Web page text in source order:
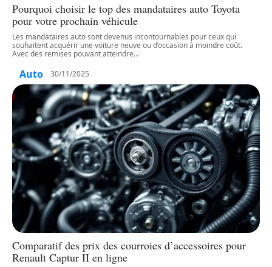
Pourquoi choisir le top des mandataires auto Toyota
pour votre prochain véhicule
Les mandataires auto sont devenus incontournables pour ceux qui
souhaitent acquérir une voiture neuve ou d’occasion à moindre coût.
Avec des remises pouvant atteindre…
Auto 30/11/2025
Comparatif des prix des courroies d’accessoires pour
Renault Captur II en ligne